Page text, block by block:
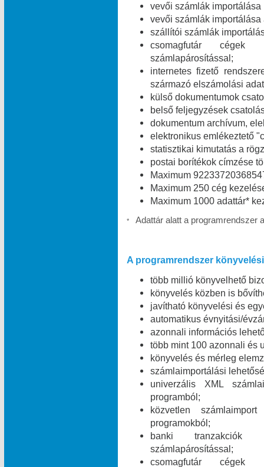
vevői számlák
vevői számlák
szállítói számlák
csomagfutár cégek
számlapárosítással;
internetes fizető
származó elszámolási
külső dokumentumok
belső feljegyzések
dokumentum archívum,
elektronikus emlékeztető
statisztikai kimutatás a
postai borítékok címzése
Maximum
Maximum 250 cég
Maximum 1000 adattár*
* Adattár alatt a programrendszer
A programrendszer
több millió könyvelhető
könyvelés közben is
javítható könyvelési és
automatikus évnyitási/
azonnali információs
több mint 100 azonnali és
könyvelés és mérleg
számlaimportálási
univerzális XML
programból;
közvetlen
programokból;
banki tranzakciók
számlapárosítással;
csomagfutár cégek